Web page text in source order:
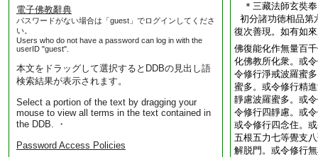
電子佛教辭典
パスワードがない場合は「guest」でログインしてくださ
い。
Users who do not have a password can log in with the
userID "guest".
本文をドラッグして選択するとDDBの見出し語
検索結果が表示されます。
Select a portion of the text by dragging your
mouse to view all terms in the text contained in
the DDB. ・
Password Access Policies
＊三藏法師玄
初分諸功徳相品第
復次善現。如有如
佛復能化作無量百
化佛教所化衆。或
令修行淨戒波羅蜜
蜜多。或令修行精
靜慮波羅蜜多。或
令修行四靜慮。或
或令修行四念住。
五根五力七等覺支
解脱門。或令修行